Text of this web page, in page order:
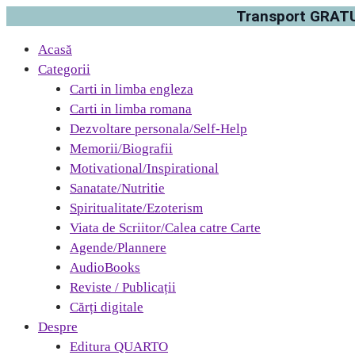
Transport
Acasă
Categorii
Carti in limba engleza
Carti in limba romana
Dezvoltare personala/Self-Help
Memorii/Biografii
Motivational/Inspirational
Sanatate/Nutritie
Spiritualitate/Ezoterism
Viata de Scriitor/Calea catre Carte
Agende/Plannere
AudioBooks
Reviste / Publicații
Cărți digitale
Despre
Editura QUARTO